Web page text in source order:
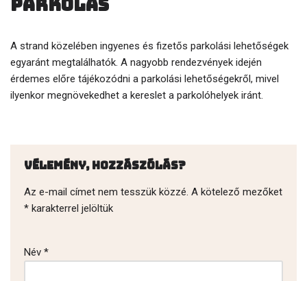
Parkolás
A strand közelében ingyenes és fizetős parkolási lehetőségek
egyaránt megtalálhatók. A nagyobb rendezvények idején
érdemes előre tájékozódni a parkolási lehetőségekről, mivel
ilyenkor megnövekedhet a kereslet a parkolóhelyek iránt.
Vélemény, hozzászólás?
Az e-mail címet nem tesszük közzé. A kötelező mezőket
* karakterrel jelöltük
Név *